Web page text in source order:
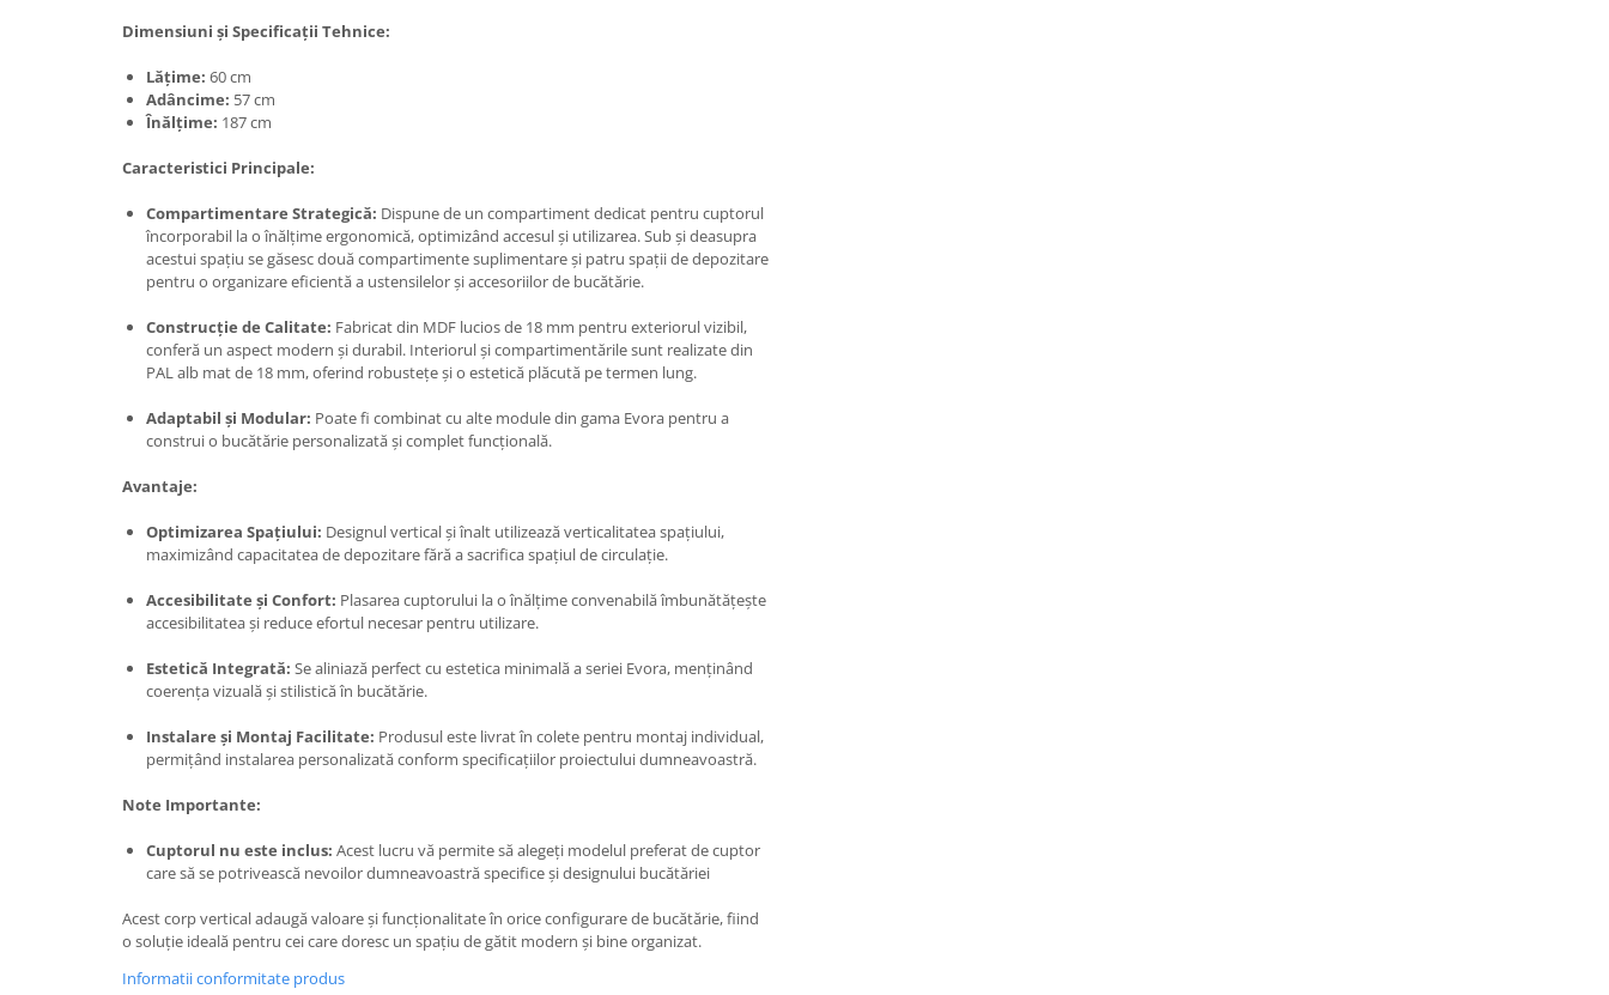
Dimensiuni și Specificații Tehnice:
Lățime: 60 cm
Adâncime: 57 cm
Înălțime: 187 cm
Caracteristici Principale:
Compartimentare Strategică: Dispune de un compartiment dedicat pentru cuptorul
încorporabil la o înălțime ergonomică, optimizând accesul și utilizarea. Sub și deasupra
acestui spațiu se găsesc două compartimente suplimentare și patru spații de depozitare
pentru o organizare eficientă a ustensilelor și accesoriilor de bucătărie.
Construcție de Calitate: Fabricat din MDF lucios de 18 mm pentru exteriorul vizibil,
conferă un aspect modern și durabil. Interiorul și compartimentările sunt realizate din
PAL alb mat de 18 mm, oferind robustețe și o estetică plăcută pe termen lung.
Adaptabil și Modular: Poate fi combinat cu alte module din gama Evora pentru a
construi o bucătărie personalizată și complet funcțională.
Avantaje:
Optimizarea Spațiului: Designul vertical și înalt utilizează verticalitatea spațiului,
maximizând capacitatea de depozitare fără a sacrifica spațiul de circulație.
Accesibilitate și Confort: Plasarea cuptorului la o înălțime convenabilă îmbunătățește
accesibilitatea și reduce efortul necesar pentru utilizare.
Estetică Integrată: Se aliniază perfect cu estetica minimală a seriei Evora, menținând
coerența vizuală și stilistică în bucătărie.
Instalare și Montaj Facilitate: Produsul este livrat în colete pentru montaj individual,
permițând instalarea personalizată conform specificațiilor proiectului dumneavoastră.
Note Importante:
Cuptorul nu este inclus: Acest lucru vă permite să alegeți modelul preferat de cuptor
care să se potrivească nevoilor dumneavoastră specifice și designului bucătăriei
Acest corp vertical adaugă valoare și funcționalitate în orice configurare de bucătărie, fiind
o soluție ideală pentru cei care doresc un spațiu de gătit modern și bine organizat.
Informatii conformitate produs